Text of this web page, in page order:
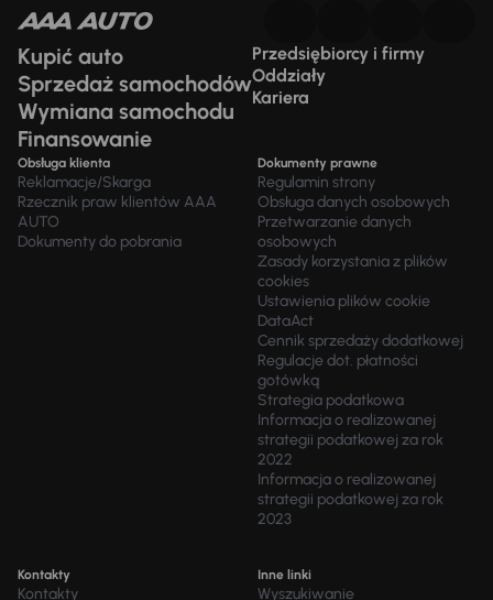
Kupić auto
Sprzedaż samochodów
Wymiana samochodu
Finansowanie
Przedsiębiorcy i firmy
Oddziały
Kariera
Obsługa klienta
Reklamacje/Skarga
Rzecznik praw klientów AAA
AUTO
Dokumenty do pobrania
Dokumenty prawne
Regulamin strony
Obsługa danych osobowych
Przetwarzanie danych
osobowych
Zasady korzystania z plików
cookies
Ustawienia plików cookie
DataAct
Cennik sprzedaży dodatkowej
Regulacje dot. płatności
gotówką
Strategia podatkowa
Informacja o realizowanej
strategii podatkowej za rok
2022
Informacja o realizowanej
strategii podatkowej za rok
2023
Kontakty
Kontakty
Inne linki
Wyszukiwanie